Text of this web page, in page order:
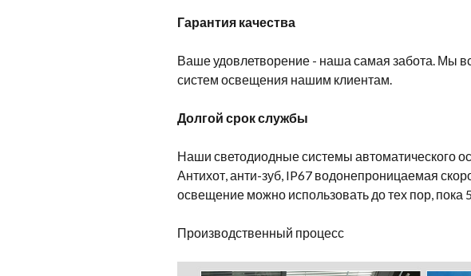
Гарантия качества
Ваше удовлетворение - наша самая забота. Мы
систем освещения нашим клиентам.
Долгой срок службы
Наши светодиодные системы автоматического
Антихот, анти-зуб, IP67 водонепроницаемая
освещение можно использовать до тех пор, пока
Производственный процесс